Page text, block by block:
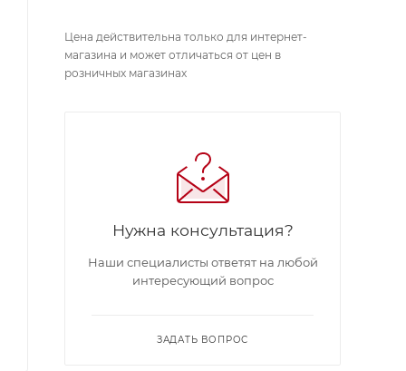
Цена действительна только для интернет-
магазина и может отличаться от цен в
розничных магазинах
Нужна консультация?
Наши специалисты ответят на любой
интересующий вопрос
ЗАДАТЬ ВОПРОС